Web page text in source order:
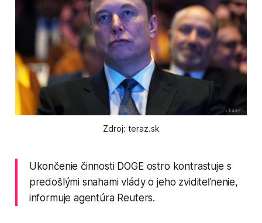
Zdroj: teraz.sk
Ukončenie činnosti DOGE ostro kontrastuje s
predošlými snahami vlády o jeho zviditeľnenie,
informuje agentúra Reuters.